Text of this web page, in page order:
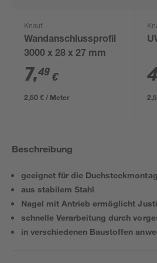
Knauf
Wandanschlussprofil
3000 x 28 x 27 mm
7,49 €
2,50 € / Meter
Beschreibung
geeignet für die
aus stabilem Stahl
Nagel mit Antrieb ermöglicht
schnelle Verarbeitung durch
in verschiedenen Baustoffen